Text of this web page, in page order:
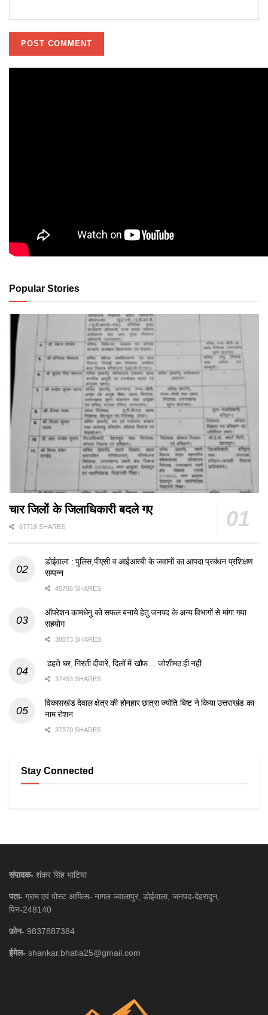
Popular Stories
चार जिलों के जिलाधिकारी बदले गए
67718 SHARES
डोईवाला : पुलिस,पीएसी व आईआरबी के जवानों का आपदा प्रबंधन प्रशिक्षण
सम्पन्न
45786 SHARES
ऑपरेशन कामधेनु को सफल बनाये हेतु जनपद के अन्य विभागों से मांगा गया
सहयोग
38073 SHARES
ढहते घर, गिरती दीवारें, दिलों में खौफ… जोशीमठ ही नहीं
37453 SHARES
विकासखंड देवाल क्षेत्र की होनहार छात्रा ज्योति बिष्ट ने किया उत्तराखंड का
नाम रोशन
37370 SHARES
Stay Connected
संपादक- शंकर सिंह भाटिया
पता- ग्राम एवं पोस्ट आफिस- नागल ज्वालापुर, डोईवाला, जनपद-देहरादून,
पिन-248140
फ़ोन- 9837887384
ईमेल- shankar.bhatia25@gmail.com